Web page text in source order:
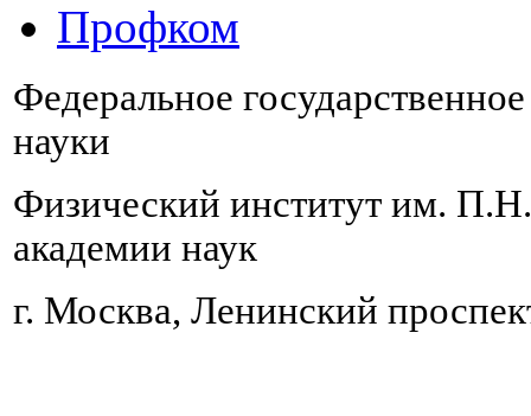
Профком
Федеральное
науки
Физический институт им.
академии наук
г. Москва, Ленинский